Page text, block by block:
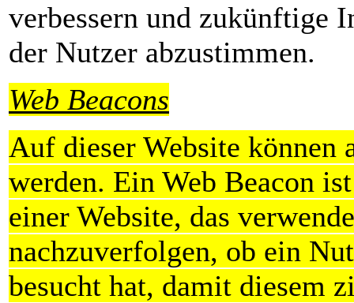
verbessern und zukünftige
der Nutzer abzustimmen.
Web Beacons
Auf dieser Website können
werden. Ein Web Beacon
einer Website, das
nachzuverfolgen, ob ein
besucht hat, damit diesem